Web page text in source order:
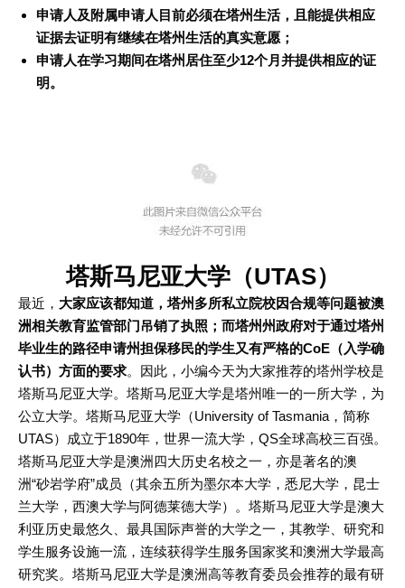
申请人及附属申请人目前必须在塔州生活，且能提供相应
证据去证明有继续在塔州生活的真实意愿；
申请人在学习期间在塔州居住至少12个月并提供相应的证
明。
塔斯马尼亚大学（UTAS）
最近， 大家应该都知道，塔州多所私立院校因合规等问题被澳
洲相关教育监管部门吊销了执照；而塔州州政府对于通过塔州
毕业生的路径申请州担保移民的学生又有严格的CoE（入学确
认书）方面的要求。因此，小编今天为大家推荐的塔州学校是
塔斯马尼亚大学。塔斯马尼亚大学是塔州唯一的一所大学，为
公立大学。塔斯马尼亚大学（University of Tasmania，简称
UTAS）成立于1890年，世界一流大学，QS全球高校三百强。
塔斯马尼亚大学是澳洲四大历史名校之一，亦是著名的澳
洲“砂岩学府”成员（其余五所为墨尔本大学，悉尼大学，昆士
兰大学，西澳大学与阿德莱德大学）。塔斯马尼亚大学是澳大
利亚历史最悠久、最具国际声誉的大学之一，其教学、研究和
学生服务设施一流，连续获得学生服务国家奖和澳洲大学最高
研究奖。塔斯马尼亚大学是澳洲高等教育委员会推荐的最有研